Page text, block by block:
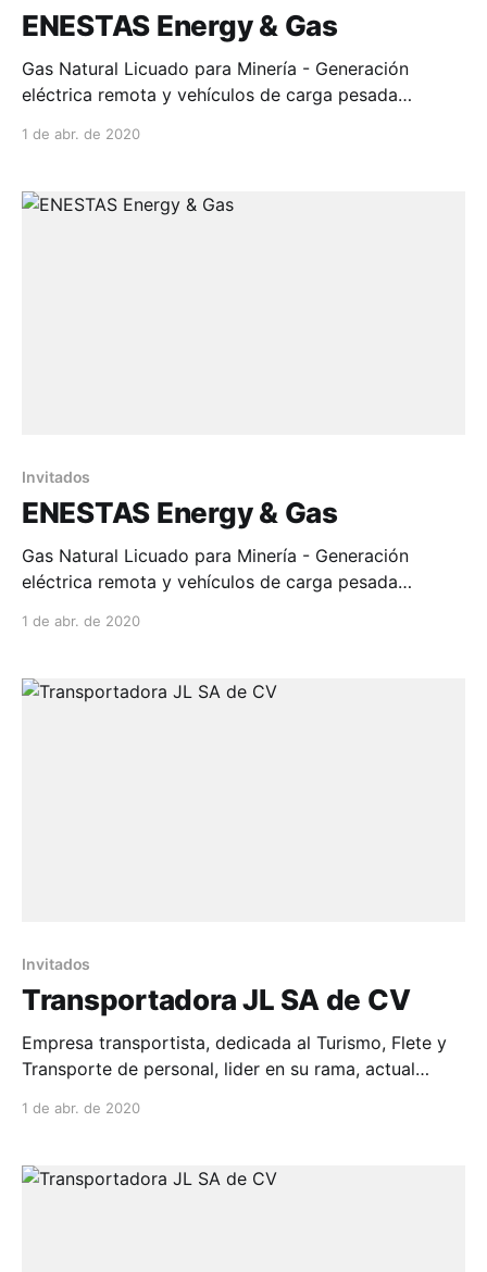
ENESTAS Energy & Gas
Gas Natural Licuado para Minería - Generación
eléctrica remota y vehículos de carga pesada
1 de abr. de 2020
Invitados
ENESTAS Energy & Gas
Gas Natural Licuado para Minería - Generación
eléctrica remota y vehículos de carga pesada
1 de abr. de 2020
Invitados
Transportadora JL SA de CV
Empresa transportista, dedicada al Turismo, Flete y
Transporte de personal, lider en su rama, actual
1 de abr. de 2020